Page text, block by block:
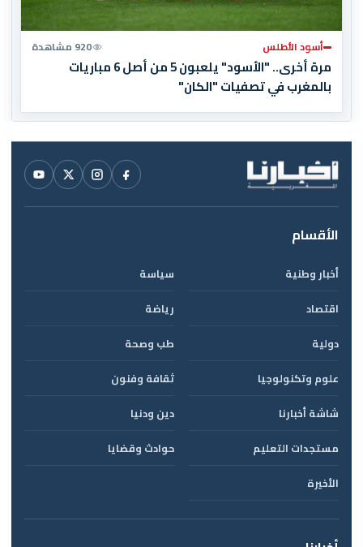
أسود الأطلس 920 مشاهدة
مرة أخرى.. "الأسود" يلعبون 5 من أصل 6 مباريات
بالمغرب في تصفيات "الكان"
الأقسام
أخبار وطنية
سياسة
اقتصاد
رياضة
دولية
طب وصحة
علوم وتكنولوجيا
ثقافة وفنون
شاشة أخبارنا
دين ودنيا
مستجدات التعليم
حوادث وقضايا
الأخيرة